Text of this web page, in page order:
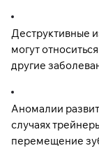
Деструктивные
могут
другие
Аномалии
случаях
перемещение